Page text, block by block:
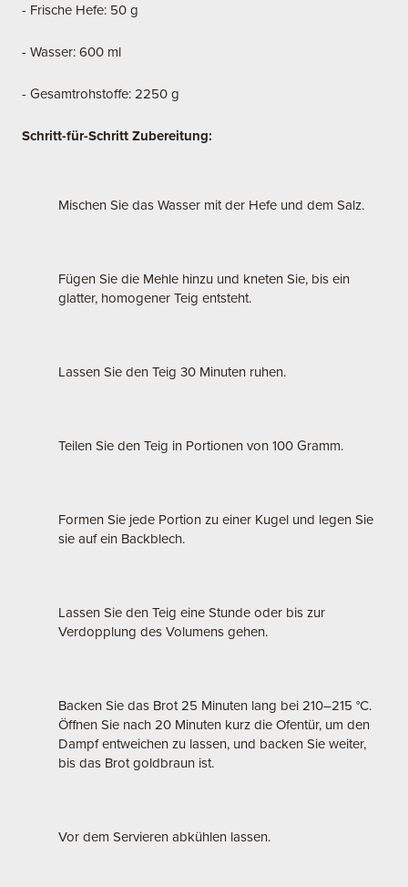
- Frische Hefe: 50 g
- Wasser: 600 ml
- Gesamtrohstoffe: 2250 g
Schritt-für-Schritt Zubereitung:
Mischen Sie das Wasser mit der Hefe und dem Salz.
Fügen Sie die Mehle hinzu und kneten Sie, bis ein
glatter, homogener Teig entsteht.
Lassen Sie den Teig 30 Minuten ruhen.
Teilen Sie den Teig in Portionen von 100 Gramm.
Formen Sie jede Portion zu einer Kugel und legen Sie
sie auf ein Backblech.
Lassen Sie den Teig eine Stunde oder bis zur
Verdopplung des Volumens gehen.
Backen Sie das Brot 25 Minuten lang bei 210–215 °C.
Öffnen Sie nach 20 Minuten kurz die Ofentür, um den
Dampf entweichen zu lassen, und backen Sie weiter,
bis das Brot goldbraun ist.
Vor dem Servieren abkühlen lassen.